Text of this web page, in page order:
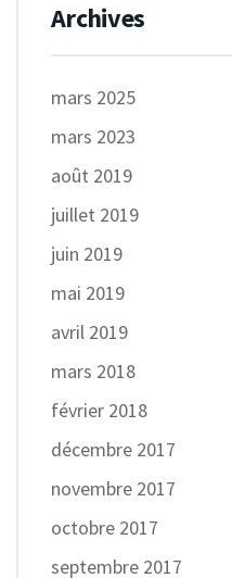
Archives
mars 2025
mars 2023
août 2019
juillet 2019
juin 2019
mai 2019
avril 2019
mars 2018
février 2018
décembre 2017
novembre 2017
octobre 2017
septembre 2017